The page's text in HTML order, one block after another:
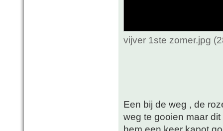
vijver 1ste zomer.jpg
Een bij de weg , de
weg te gooien maar
hem een keer kapot